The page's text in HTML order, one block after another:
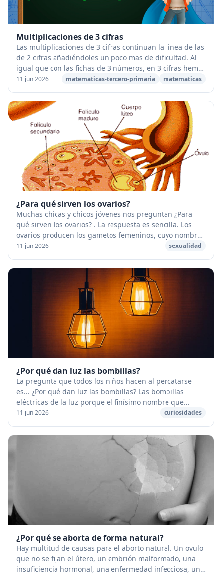
Multiplicaciones de 3 cifras
Las multiplicaciones de 3 cifras continuan la linea de las
de 2 cifras añadiéndoles un poco mas de dificultad. Al
igual que con las fichas de 3 números, en 3 cifras hemos
preparado multitud de fichas ...
11 jun 2026 matematicas-tercero-primaria matematicas
¿Para qué sirven los ovarios?
Muchas chicas y chicos jóvenes nos preguntan ¿Para
qué sirven los ovarios? . La respuesta es sencilla. Los
ovarios producen los gametos femeninos, cuyo nombre
cambia (ovocito, folículo, óvulo) en func...
11 jun 2026 sexualidad
¿Por qué dan luz las bombillas?
La pregunta que todos los niños hacen al percatarse
es... ¿Por qué dan luz las bombillas? Las bombillas
eléctricas de la luz porque el finísimo nombre que
tienen dentro, llamado filamento, se calienta...
11 jun 2026 curiosidades
¿Por qué se aborta de forma natural?
Hay multitud de causas para el aborto natural. Un ovulo
que no se fijan el útero, un embrión malformado, una
insuficiencia hormonal, una enfermedad infecciosa, un